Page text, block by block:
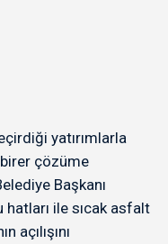
yatırımlarla
birer çözüme
Başkanı
hatları ile sıcak asfalt
açılışını